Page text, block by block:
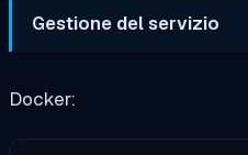
Gestione del servizio
Docker: